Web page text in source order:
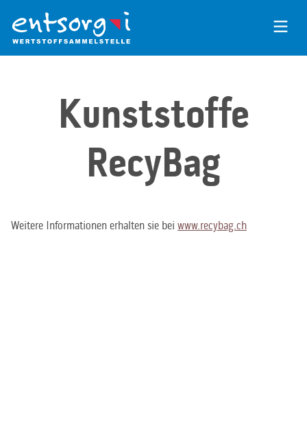
Inhalt
der
Seite
Kunststoffe
RecyBag
Weitere Informationen erhalten sie bei www.recybag.ch